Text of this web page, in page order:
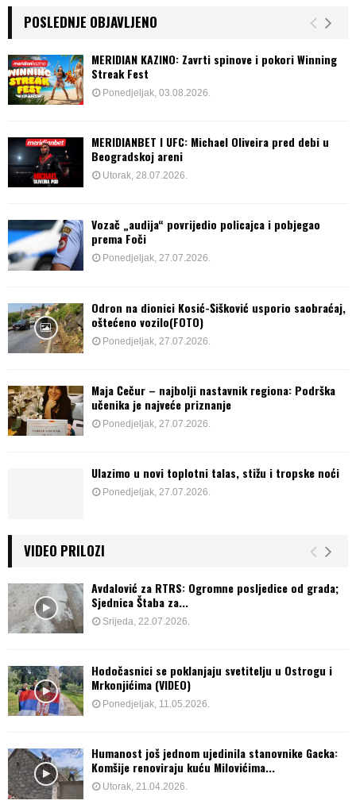
POSLEDNJE OBJAVLJENO
MERIDIAN KAZINO: Zavrti spinove i pokori Winning
Streak Fest
Ponedjeljak, 03.08.2026.
MERIDIANBET I UFC: Michael Oliveira pred debi u
Beogradskoj areni
Utorak, 28.07.2026.
Vozač „audija“ povrijedio policajca i pobjegao
prema Foči
Ponedjeljak, 27.07.2026.
Odron na dionici Kosić-Šišković usporio saobraćaj,
oštećeno vozilo(FOTO)
Ponedjeljak, 27.07.2026.
Maja Čečur – najbolji nastavnik regiona: Podrška
učenika je najveće priznanje
Ponedjeljak, 27.07.2026.
Ulazimo u novi toplotni talas, stižu i tropske noći
Ponedjeljak, 27.07.2026.
VIDEO PRILOZI
Avdalović za RTRS: Ogromne posljedice od grada;
Sjednica Štaba za...
Srijeda, 22.07.2026.
Hodočasnici se poklanjaju svetitelju u Ostrogu i
Mrkonjićima (VIDEO)
Ponedjeljak, 11.05.2026.
Humanost još jednom ujedinila stanovnike Gacka:
Komšije renoviraju kuću Milovićima...
Utorak, 21.04.2026.